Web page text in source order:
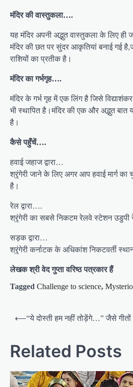
मंदिर की वास्तुकला….
यह मंदिर अपनी अद्भुत वास्तुकला के लिए
मंदिर की छत पर सुंदर आकृतियां बनाई गई
राशियों का प्रतीक है।
मंदिर का गर्भगृह….
मंदिर के गर्भ गृह में एक लिंग है जिसे
भी स्थापित है।मंदिर की एक और अद्भुत बात
है।
कैसे पहुँचें….
हवाई जहाज द्वारा…
श्रृंगेरी जाने के लिए अगर आप हवाई मार्ग
है।
रेल द्वारा….
श्रृंगेरी का सबसे निकटम रेलवे स्टेशन उडुपी
सड़क द्वारा…
श्रृंगेरी कर्नाटक के अधिकांश निकटवर्ती
लेखक श्री वेद गुप्ता वरिष्ठ पत्रकार हैं
Tagged Challenge to science,
s
t
n
⟵“ये दोस्ती हम नहीं तोड़ेंगे…” जैसे
Related Posts